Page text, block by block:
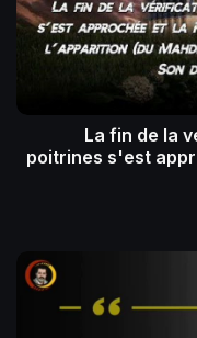
La fin de la
poitrines s'est